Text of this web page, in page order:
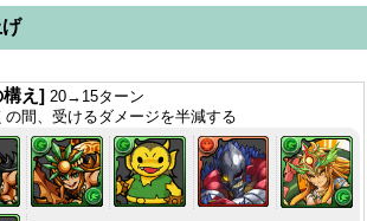
え] 20→15ターン
の間、受けるダメージを半減する